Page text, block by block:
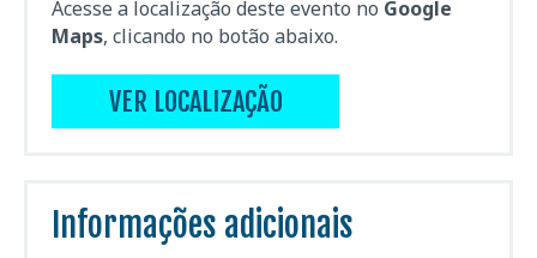
Acesse a localização deste evento no Google
Maps, clicando no botão abaixo.
VER LOCALIZAÇÃO
Informações adicionais